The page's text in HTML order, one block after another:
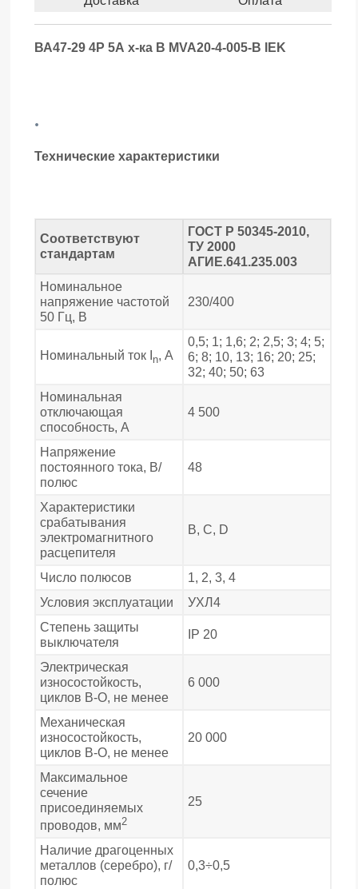
ВА47-29 4Р 5А х-ка В MVA20-4-005-B IEK
.
Технические характеристики
Соответствуют
стандартам
ГОСТ Р 50345-2010,
ТУ 2000
АГИЕ.641.235.003
Номинальное
напряжение частотой
50 Гц, В
230/400
Номинальный ток I n, А
0,5; 1; 1,6; 2; 2,5; 3; 4; 5;
6; 8; 10, 13; 16; 20; 25;
32; 40; 50; 63
Номинальная
отключающая
способность, А
4 500
Напряжение
постоянного тока, В/
полюс
48
Характеристики
срабатывания
электромагнитного
расцепителя
В, С, D
Число полюсов
1, 2, 3, 4
Условия эксплуатации
УХЛ4
Степень защиты
выключателя
IP 20
Электрическая
износостойкость,
циклов В-О, не менее
6 000
Механическая
износостойкость,
циклов В-О, не менее
20 000
Максимальное
сечение
присоединяемых
проводов, мм2
25
Наличие драгоценных
металлов (серебро), г/
полюс
0,3÷0,5